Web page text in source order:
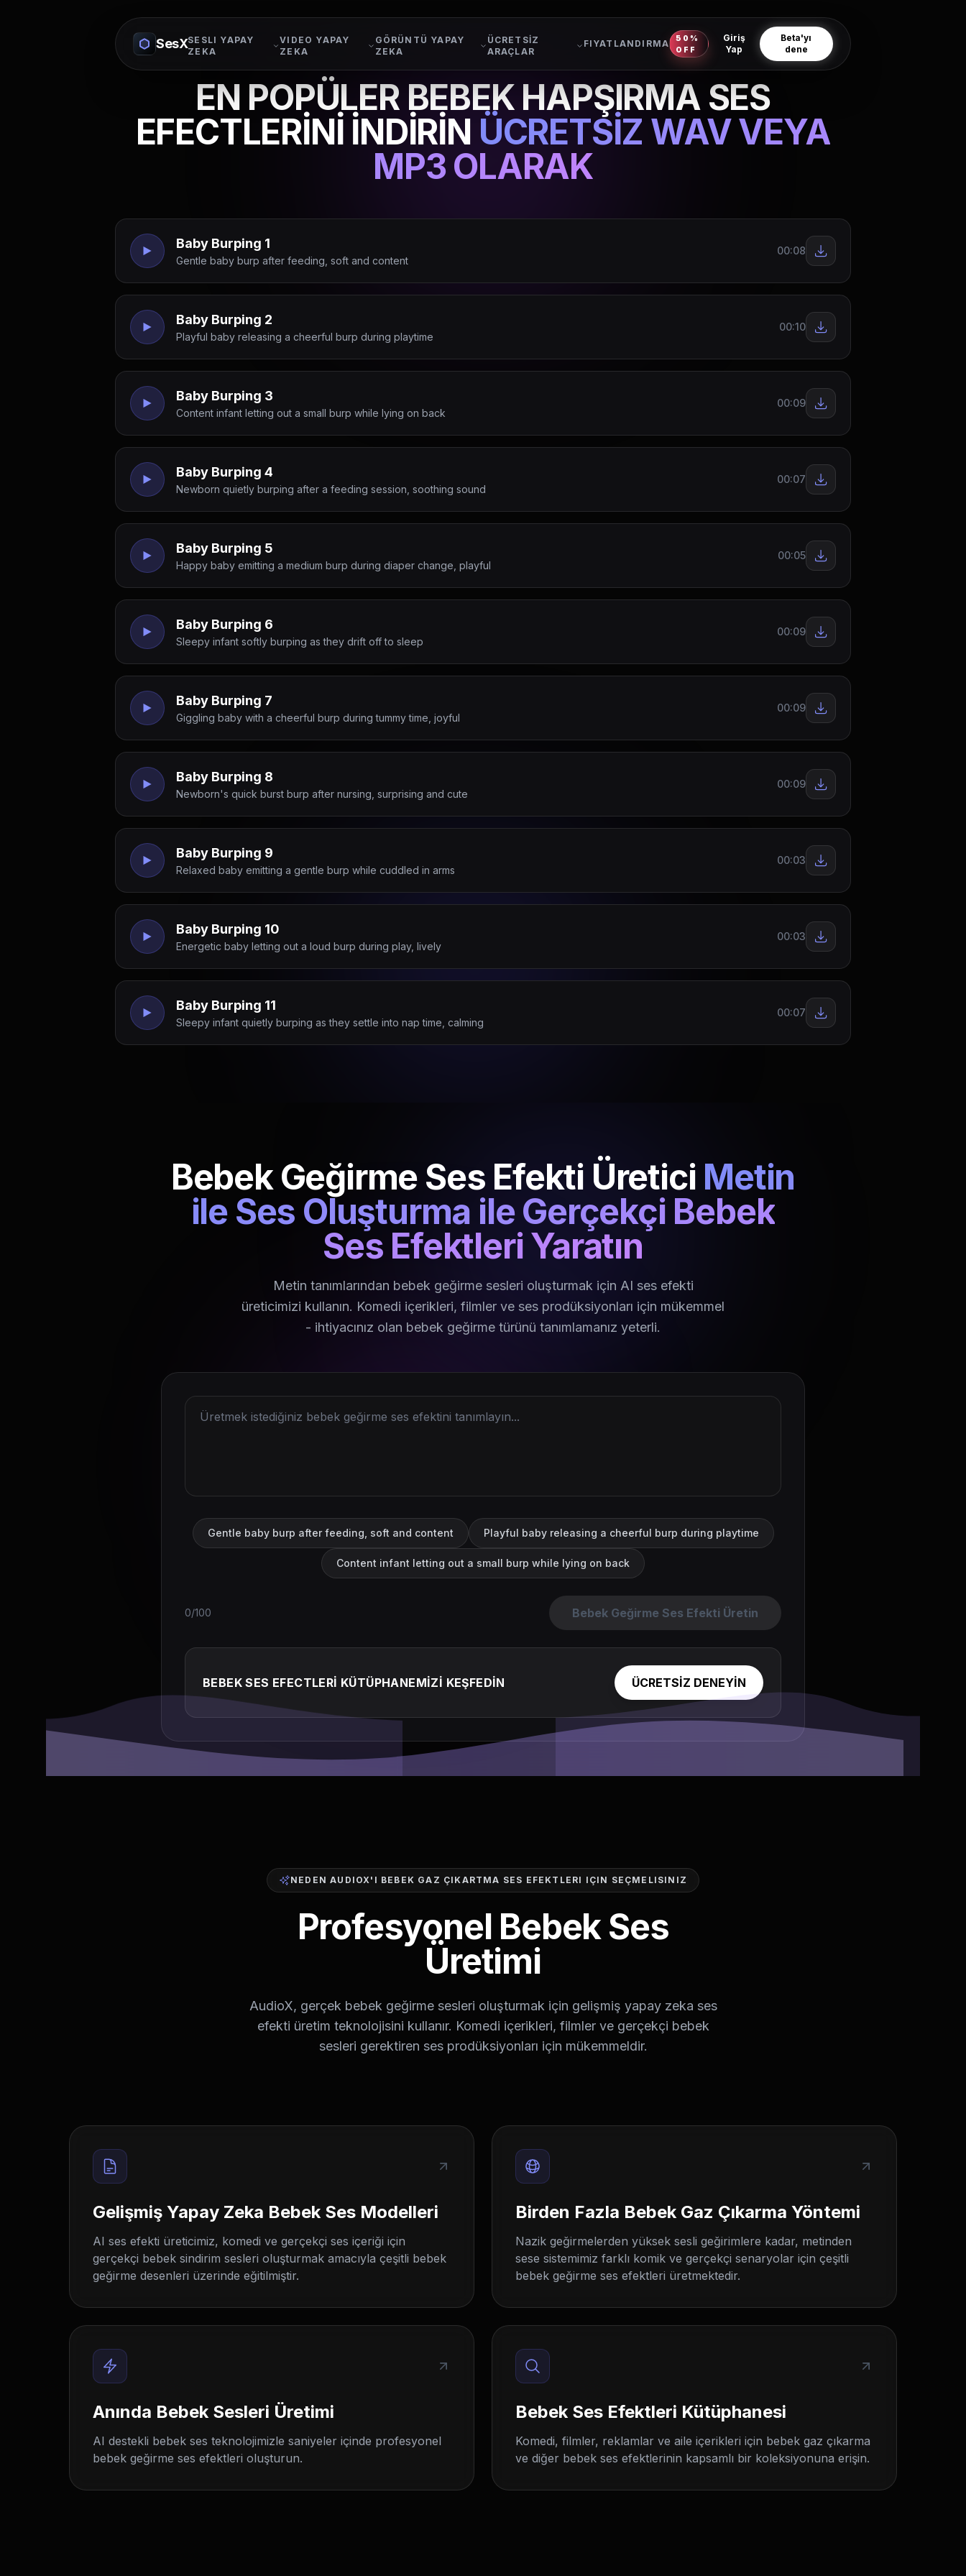
SesXSESLI YAPAY
ZEKA
VIDEO YAPAY
ZEKA
GÖRÜNTÜ YAPAY
ZEKA
ÜCRETSİZ
ARAÇLAR
FIYATLANDIRMA
50%
OFF
Giriş
Yap
Beta'yı
dene
EN POPÜLER BEBEK HAPŞIRMA SES
EFECTLERİNİ İNDİRİN ÜCRETSİZ WAV VEYA
MP3 OLARAK
Baby Burping 1
Gentle baby burp after feeding, soft and content
00:08
Baby Burping 2
Playful baby releasing a cheerful burp during playtime
00:10
Baby Burping 3
Content infant letting out a small burp while lying on back
00:09
Baby Burping 4
Newborn quietly burping after a feeding session, soothing sound
00:07
Baby Burping 5
Happy baby emitting a medium burp during diaper change, playful
00:05
Baby Burping 6
Sleepy infant softly burping as they drift off to sleep
00:09
Baby Burping 7
Giggling baby with a cheerful burp during tummy time, joyful
00:09
Baby Burping 8
Newborn's quick burst burp after nursing, surprising and cute
00:09
Baby Burping 9
Relaxed baby emitting a gentle burp while cuddled in arms
00:03
Baby Burping 10
Energetic baby letting out a loud burp during play, lively
00:03
Baby Burping 11
Sleepy infant quietly burping as they settle into nap time, calming
00:07
Bebek Geğirme Ses Efekti Üretici Metin
ile Ses Oluşturma ile Gerçekçi Bebek
Ses Efektleri Yaratın
Metin tanımlarından bebek geğirme sesleri oluşturmak için AI ses efekti
üreticimizi kullanın. Komedi içerikleri, filmler ve ses prodüksiyonları için mükemmel
- ihtiyacınız olan bebek geğirme türünü tanımlamanız yeterli.
Gentle baby burp after feeding, soft and content Playful baby releasing a cheerful burp during playtime
Content infant letting out a small burp while lying on back
0/100 Bebek Geğirme Ses Efekti Üretin
BEBEK SES EFECTLERİ KÜTÜPHANEMİZİ KEŞFEDİN ÜCRETSİZ DENEYİN
NEDEN AUDIOX'I BEBEK GAZ ÇIKARTMA SES EFEKTLERI IÇIN SEÇMELISINIZ
Profesyonel Bebek Ses
Üretimi
AudioX, gerçek bebek geğirme sesleri oluşturmak için gelişmiş yapay zeka ses
efekti üretim teknolojisini kullanır. Komedi içerikleri, filmler ve gerçekçi bebek
sesleri gerektiren ses prodüksiyonları için mükemmeldir.
Gelişmiş Yapay Zeka Bebek Ses Modelleri
AI ses efekti üreticimiz, komedi ve gerçekçi ses içeriği için
gerçekçi bebek sindirim sesleri oluşturmak amacıyla çeşitli bebek
geğirme desenleri üzerinde eğitilmiştir.
Birden Fazla Bebek Gaz Çıkarma Yöntemi
Nazik geğirmelerden yüksek sesli geğirimlere kadar, metinden
sese sistemimiz farklı komik ve gerçekçi senaryolar için çeşitli
bebek geğirme ses efektleri üretmektedir.
Anında Bebek Sesleri Üretimi
AI destekli bebek ses teknolojimizle saniyeler içinde profesyonel
bebek geğirme ses efektleri oluşturun.
Bebek Ses Efektleri Kütüphanesi
Komedi, filmler, reklamlar ve aile içerikleri için bebek gaz çıkarma
ve diğer bebek ses efektlerinin kapsamlı bir koleksiyonuna erişin.